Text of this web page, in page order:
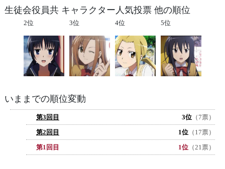
生徒会役員共 キャラクター人気投票 他の順位
2位 3位 4位 5位
いままでの順位変動
第3回目 3位 （7票）
第2回目
1位 （17票）
第1回目
1位 （21票）